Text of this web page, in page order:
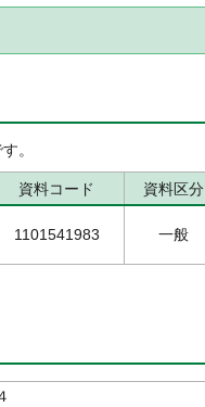
。
資料コード 資料区分
1101541983 一般